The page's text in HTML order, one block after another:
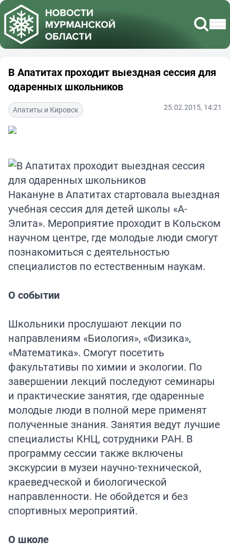
В Апатитах проходит выездная сессия для
одаренных школьников
Апатиты и Кировск 25.02.2015, 14:21
Накануне в Апатитах стартовала выездная
учебная сессия для детей школы «А-
Элита». Мероприятие проходит в Кольском
научном центре, где молодые люди смогут
познакомиться с деятельностью
специалистов по естественным наукам.
О событии
Школьники прослушают лекции по
направлениям «Биология», «Физика»,
«Математика». Смогут посетить
факультативы по химии и экологии. По
завершении лекций последуют семинары
и практические занятия, где одаренные
молодые люди в полной мере применят
полученные знания. Занятия ведут лучшие
специалисты КНЦ, сотрудники РАН. В
программу сессии также включены
экскурсии в музеи научно-технической,
краеведческой и биологической
направленности. Не обойдется и без
спортивных мероприятий.
О школе